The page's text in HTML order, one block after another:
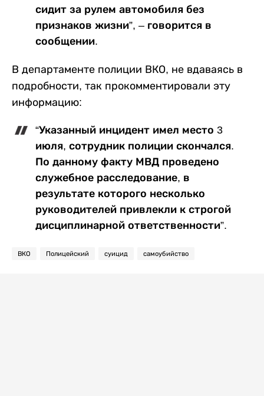
сидит за рулем автомобиля без
признаков жизни”, – говорится в
сообщении.
В департаменте полиции ВКО, не вдаваясь в
подробности, так прокомментировали эту
информацию:
“Указанный инцидент имел место 3
июля, сотрудник полиции скончался.
По данному факту МВД проведено
служебное расследование, в
результате которого несколько
руководителей привлекли к строгой
дисциплинарной ответственности”.
ВКО Полицейский суицид самоубийство